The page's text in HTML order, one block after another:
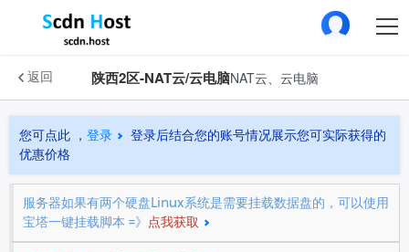
返回 陕西2区-NAT云/云电脑NAT云、云电脑
您可点此 ， 登录
登录后结合您的账号情况展示您可实际获得的
优惠价格
服务器如果有两个硬盘Linux系统是需要挂载数据盘的，可以使用
宝塔一键挂载脚本 =》 点我获取